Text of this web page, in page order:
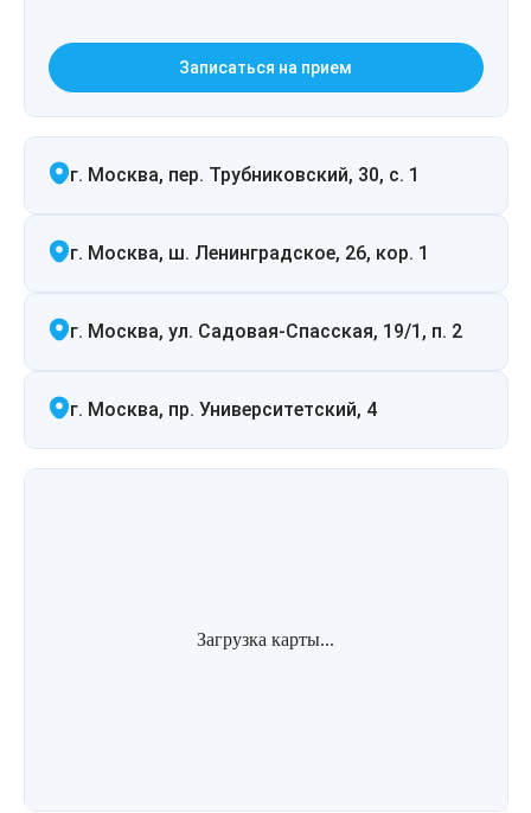
Записаться на прием
г. Москва, пер. Трубниковский, 30, с. 1
г. Москва, ш. Ленинградское, 26, кор. 1
г. Москва, ул. Садовая-Спасская, 19/1, п. 2
г. Москва, пр. Университетский, 4
Загрузка карты...